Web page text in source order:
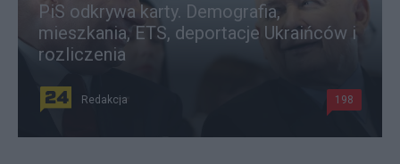
PiS odkrywa karty. Demografia,
mieszkania, ETS, deportacje Ukraińców i
rozliczenia
Redakcja 198